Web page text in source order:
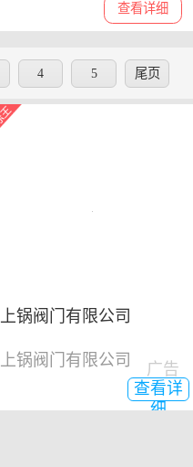
查看详细
4 5 尾页
上锅阀门有限公司
上锅阀门有限公司
查看详
细
广告